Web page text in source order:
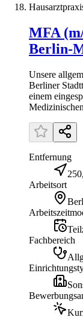
MFA
Berlin-
Unsere
Berliner
einem
Entfernung
Arbeitsort
Fachbereich